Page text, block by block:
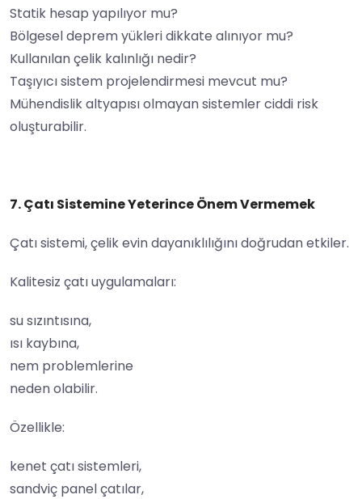
Statik hesap yapılıyor mu?
Bölgesel deprem yükleri dikkate alınıyor mu?
Kullanılan çelik kalınlığı nedir?
Taşıyıcı sistem projelendirmesi mevcut mu?
Mühendislik altyapısı olmayan sistemler ciddi risk
oluşturabilir.
7. Çatı Sistemine Yeterince Önem Vermemek
Çatı sistemi, çelik evin dayanıklılığını doğrudan etkiler.
Kalitesiz çatı uygulamaları:
su sızıntısına,
ısı kaybına,
nem problemlerine
neden olabilir.
Özellikle:
kenet çatı sistemleri,
sandviç panel çatılar,